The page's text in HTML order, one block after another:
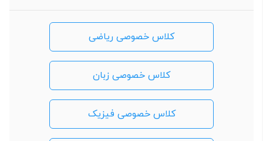
کلاس خصوصی ریاضی
کلاس خصوصی زبان
کلاس خصوصی فیزیک